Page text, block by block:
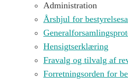
Administration
Årshjul for
Hensigtserklæring
Fravalg og tilvalg af
Forretningsorden for